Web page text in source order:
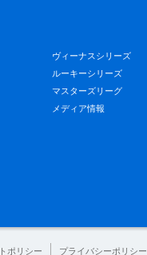
ヴィーナスシリーズ
ルーキーシリーズ
マスターズリーグ
メディア情報
ポリシー プライバシーポリシー